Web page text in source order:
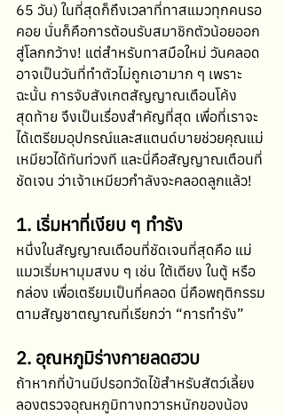
65 วัน) ในที่สุดก็ถึงเวลาที่ทาสแมวทุกคนรอ
คอย นั่นก็คือการต้อนรับสมาชิกตัวน้อยออก
สู่โลกกว้าง! แต่สำหรับทาสมือใหม่ วันคลอด
อาจเป็นวันที่ทำตัวไม่ถูกเอามาก ๆ เพราะ
ฉะนั้น การจับสังเกตสัญญาณเตือนโค้ง
สุดท้าย จึงเป็นเรื่องสำคัญที่สุด เพื่อที่เราจะ
ได้เตรียมอุปกรณ์และสแตนด์บายช่วยคุณแม่
เหมียวได้ทันท่วงที และนี่คือสัญญาณเตือนที่
ชัดเจน ว่าเจ้าเหมียวกำลังจะคลอดลูกแล้ว!
1. เริ่มหาที่เงียบ ๆ ทำรัง
หนึ่งในสัญญาณเตือนที่ชัดเจนที่สุดคือ แม่
แมวเริ่มหามุมสงบ ๆ เช่น ใต้เตียง ในตู้ หรือ
กล่อง เพื่อเตรียมเป็นที่คลอด นี่คือพฤติกรรม
ตามสัญชาตญาณที่เรียกว่า “การทำรัง”
2. อุณหภูมิร่างกายลดฮวบ
ถ้าหากที่บ้านมีปรอทวัดไข้สำหรับสัตว์เลี้ยง
ลองตรวจอุณหภูมิทางทวารหนักของน้อง